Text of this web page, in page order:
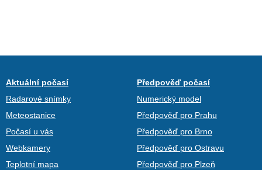
Aktuální počasí
Radarové snímky
Meteostanice
Počasí u vás
Webkamery
Teplotní mapa
Předpověď počasí
Numerický model
Předpověď pro Prahu
Předpověď pro Brno
Předpověď pro Ostravu
Předpověď pro Plzeň